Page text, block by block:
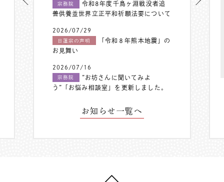
宗務院
令和8年度千鳥ヶ淵戦没者追
善供養並世界立正平和祈願法要について
2026/07/29
日蓮宗の声明
「令和８年熊本地震」の
お見舞い
2026/07/16
宗務院
”お坊さんに聞いてみよ
う”「お悩み相談室」を更新しました。
お知らせ一覧へ